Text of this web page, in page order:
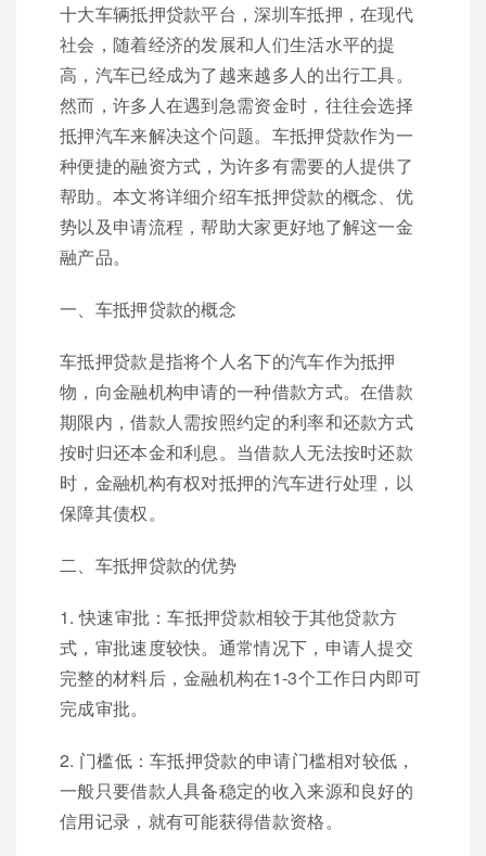
十大车辆抵押贷款平台，深圳车抵押，在现代
社会，随着经济的发展和人们生活水平的提
高，汽车已经成为了越来越多人的出行工具。
然而，许多人在遇到急需资金时，往往会选择
抵押汽车来解决这个问题。车抵押贷款作为一
种便捷的融资方式，为许多有需要的人提供了
帮助。本文将详细介绍车抵押贷款的概念、优
势以及申请流程，帮助大家更好地了解这一金
融产品。
一、车抵押贷款的概念
车抵押贷款是指将个人名下的汽车作为抵押
物，向金融机构申请的一种借款方式。在借款
期限内，借款人需按照约定的利率和还款方式
按时归还本金和利息。当借款人无法按时还款
时，金融机构有权对抵押的汽车进行处理，以
保障其债权。
二、车抵押贷款的优势
1. 快速审批：车抵押贷款相较于其他贷款方
式，审批速度较快。通常情况下，申请人提交
完整的材料后，金融机构在1-3个工作日内即可
完成审批。
2. 门槛低：车抵押贷款的申请门槛相对较低，
一般只要借款人具备稳定的收入来源和良好的
信用记录，就有可能获得借款资格。